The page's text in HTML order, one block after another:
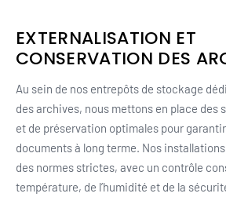
EXTERNALISATION ET
CONSERVATION DES
Au sein de nos entrepôts de stockage
des archives, nous mettons en place des
et de préservation optimales pour
documents à long terme. Nos
des normes strictes, avec un contrôle
température, de l’humidité et de la